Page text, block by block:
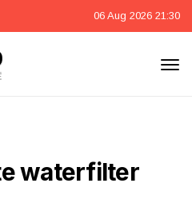
06 Aug 2026 21:30
waterfilter